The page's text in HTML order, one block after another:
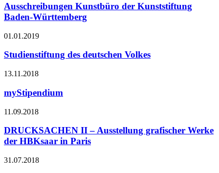
Ausschreibungen Kunstbüro der Kunststiftung
Baden-Württemberg
01.01.2019
Studienstiftung des deutschen Volkes
13.11.2018
myStipendium
11.09.2018
DRUCKSACHEN II – Ausstellung grafischer Werke
der HBKsaar in Paris
31.07.2018